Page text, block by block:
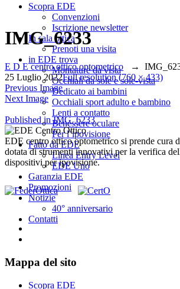
Scopra EDE
Convenzioni
Iscrizione newsletter
In sala ottica
Prenoti una visita
in EDE trova
Montature da vista
Occhiali da sole e sole-vista
Dedicato ai bambini
Occhiali sport adulto e bambino
Lenti a contatto
Benessere oculare
Per l’ipovisione
Fatto da EDE
Linea Entry Level
EDE Uno
Garanzia EDE
Promozioni
Notizie
40° anniversario
Contatti
IMG_6233
E D E centro ottico optometrico →
25 Luglio 2022Full resolution (760 × 433)
Previous Image
Next Image
Navigazione
articoli
Published in IMG_6233
EDE centro ottico optometrico si prende cura
dotata di strumenti innovativi per la verifica
dispositivi per ipovisione.
Mappa del sito
Scopra EDE